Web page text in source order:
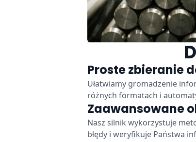
Proste zbieranie
Ułatwiamy gromadzenie
różnych formatach i
Zaawansowane
Nasz silnik wykorzystuje
błędy i weryfikuje Państwa